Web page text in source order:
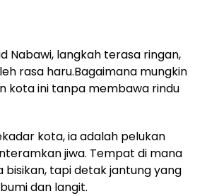
Nabawi, langkah terasa ringan,
rasa haru.Bagaimana mungkin
kota ini tanpa membawa rindu
kota, ia adalah pelukan
jiwa. Tempat di mana
bisikan, tapi detak jantung yang
dan langit.